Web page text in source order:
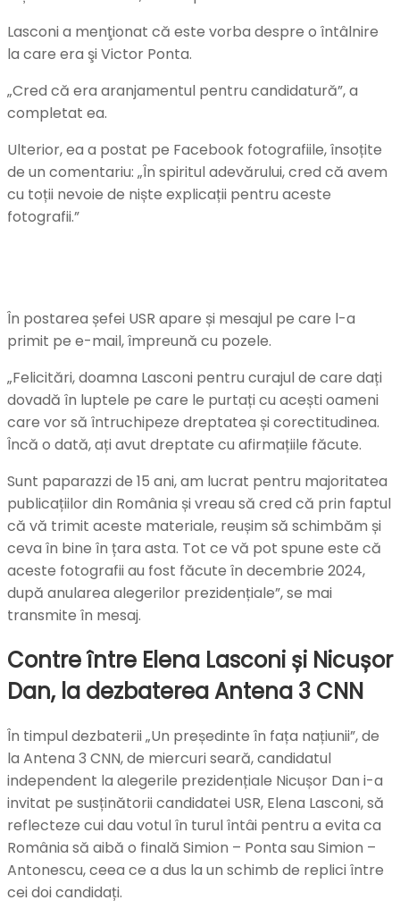
Lasconi a menţionat că este vorba despre o întâlnire
la care era şi Victor Ponta.
„Cred că era aranjamentul pentru candidatură”, a
completat ea.
Ulterior, ea a postat pe Facebook fotografiile, însoțite
de un comentariu: „În spiritul adevărului, cred că avem
cu toții nevoie de niște explicații pentru aceste
fotografii.”
În postarea șefei USR apare și mesajul pe care l-a
primit pe e-mail, împreună cu pozele.
„Felicitări, doamna Lasconi pentru curajul de care dați
dovadă în luptele pe care le purtați cu acești oameni
care vor să întruchipeze dreptatea și corectitudinea.
Încă o dată, ați avut dreptate cu afirmațiile făcute.
Sunt paparazzi de 15 ani, am lucrat pentru majoritatea
publicațiilor din România și vreau să cred că prin faptul
că vă trimit aceste materiale, reușim să schimbăm și
ceva în bine în țara asta. Tot ce vă pot spune este că
aceste fotografii au fost făcute în decembrie 2024,
după anularea alegerilor prezidențiale”, se mai
transmite în mesaj.
Contre între Elena Lasconi și Nicușor
Dan, la dezbaterea Antena 3 CNN
În timpul dezbaterii „Un președinte în fața națiunii”, de
la Antena 3 CNN, de miercuri seară, candidatul
independent la alegerile prezidențiale Nicușor Dan i-a
invitat pe susținătorii candidatei USR, Elena Lasconi, să
reflecteze cui dau votul în turul întâi pentru a evita ca
România să aibă o finală Simion – Ponta sau Simion –
Antonescu, ceea ce a dus la un schimb de replici între
cei doi candidați.